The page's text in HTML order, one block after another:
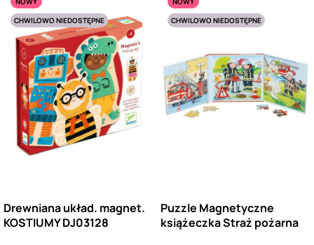
CHWILOWO NIEDOSTĘPNE
Drewniana układ. magnet.
KOSTIUMY DJ03128
CHWILOWO NIEDOSTĘPNE
Puzzle Magnetyczne
książeczka Straż pożarna